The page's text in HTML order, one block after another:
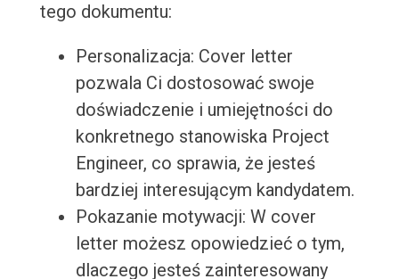
tego dokumentu:
Personalizacja: Cover letter
pozwala Ci dostosować swoje
doświadczenie i umiejętności do
konkretnego stanowiska Project
Engineer, co sprawia, że jesteś
bardziej interesującym kandydatem.
Pokazanie motywacji: W cover
letter możesz opowiedzieć o tym,
dlaczego jesteś zainteresowany